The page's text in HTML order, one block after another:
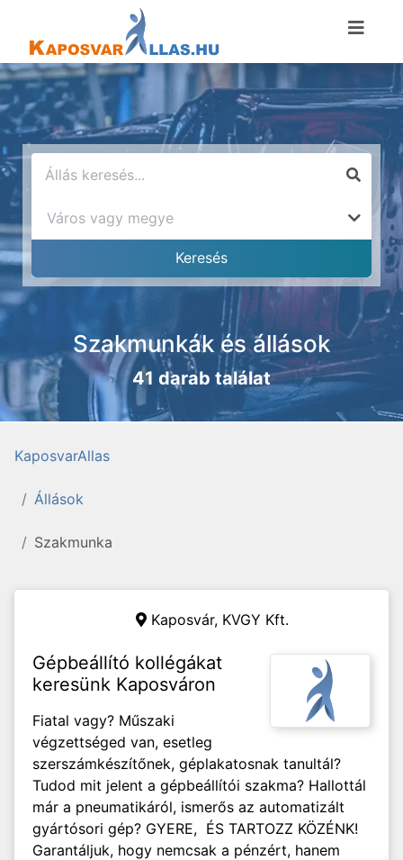
Szakmunkák és állások
41 darab találat
KaposvarAllas
Állások
Szakmunka
Kaposvár, KVGY Kft.
Gépbeállító kollégákat
keresünk Kaposváron
Fiatal vagy? Műszaki
végzettséged van, esetleg
szerszámkészítőnek, géplakatosnak tanultál?
Tudod mit jelent a gépbeállítói szakma? Hallottál
már a pneumatikáról, ismerős az automatizált
gyártósori gép? GYERE, ÉS TARTOZZ KÖZÉNK!
Garantáljuk, hogy nemcsak a pénzért, hanem